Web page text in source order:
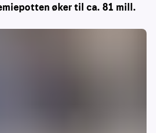
øker til ca. 81 mill.